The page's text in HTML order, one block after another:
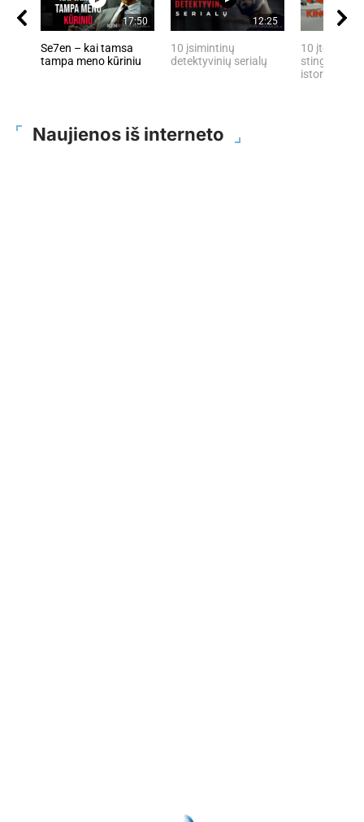
17:50
Se7en – kai tamsa
tampa meno kūriniu
12:25
10 įsimintinų
detektyvinių serialų
10 įtemptų,
stingdančių
istorijų
Naujienos iš interneto